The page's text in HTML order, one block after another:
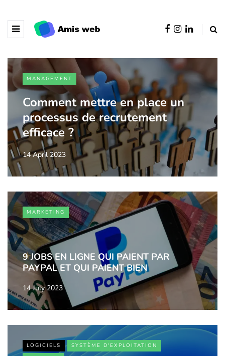
MANAGEMENT
Comment mettre en place un
processus de recrutement
efficace ?
14 April 2023
MARKETING
9 JOBS EN LIGNE QUI PAIENT PAR
PAYPAL ET QUI PAIENT BIEN
14 July 2023
LOGICIELS
SYSTÈME D'EXPLOITATION